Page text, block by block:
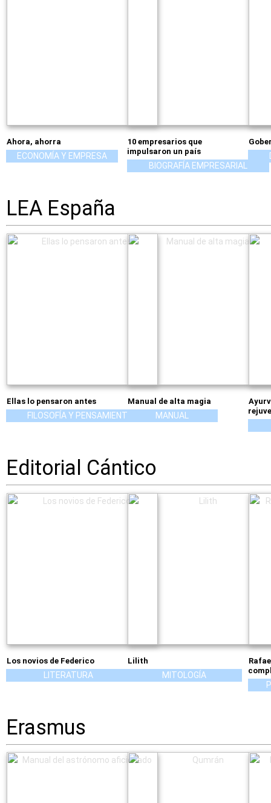
Ahora, ahorra
ECONOMÍA Y EMPRESA
10 empresarios que
impulsaron un país
BIOGRAFÍA EMPRESARIAL
LEA España
Ellas lo pensaron antes
FILOSOFÍA Y PENSAMIENTO
Manual de alta magia
MANUAL
Editorial Cántico
Los novios de Federico
LITERATURA
Lilith
MITOLOGÍA
Erasmus